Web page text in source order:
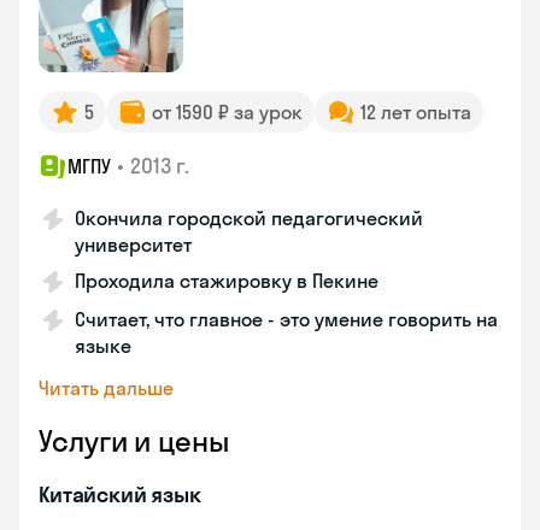
5 от 1590 ₽ за урок 12 лет опыта
МГПУ • 2013 г.
Окончила городской педагогический
университет
Проходила стажировку в Пекине
Считает, что главное - это умение говорить на
языке
Читать дальше
Услуги и цены
Китайский язык